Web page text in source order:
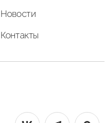
Новости
Контакты